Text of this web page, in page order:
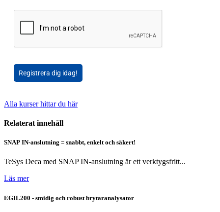
Registrera dig idag!
Alla kurser hittar du här
Relaterat innehåll
SNAP IN-anslutning = snabbt, enkelt och säkert!
TeSys Deca med SNAP IN-anslutning är ett verktygsfritt...
Läs mer
EGIL200 - smidig och robust brytaranalysator